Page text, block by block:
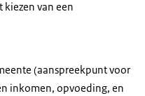
van een
(aanspreekpunt voor
inkomen, opvoeding, en